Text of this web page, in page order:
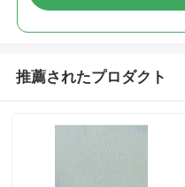
推薦されたプロダクト